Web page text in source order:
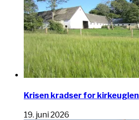
Krisen kradser for kirkeuglen
19. juni 2026